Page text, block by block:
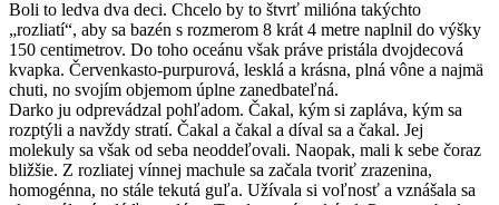
Boli to ledva dva deci. Chcelo by to štvrť milióna takýchto
„rozliatí“, aby sa bazén s rozmerom 8 krát 4 metre naplnil do výšky
150 centimetrov. Do toho oceánu však práve pristála dvojdecová
kvapka. Červenkasto-purpurová, lesklá a krásna, plná vône a najmä
chuti, no svojím objemom úplne zanedbateľná.
Darko ju odprevádzal pohľadom. Čakal, kým si zapláva, kým sa
rozptýli a navždy stratí. Čakal a čakal a díval sa a čakal. Jej
molekuly sa však od seba neoddeľovali. Naopak, mali k sebe čoraz
bližšie. Z rozliatej vínnej machule sa začala tvoriť zrazenina,
homogénna, no stále tekutá guľa. Užívala si voľnosť a vznášala sa